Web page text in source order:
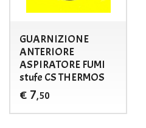
GUARNIZIONE
ANTERIORE
ASPIRATORE FUMI
stufe CS THERMOS
€ 7,50